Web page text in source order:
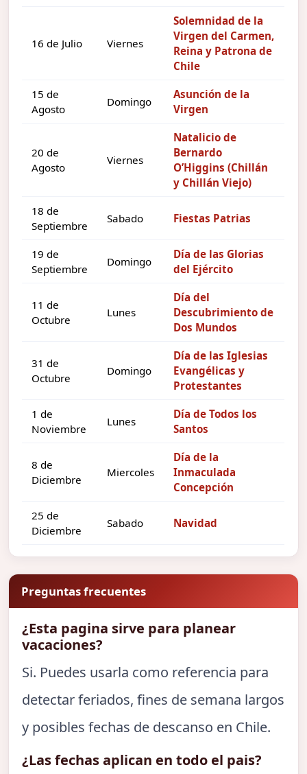
16 de Julio Viernes
Solemnidad de la
Virgen del Carmen,
Reina y Patrona de
Chile
15 de
Agosto
Domingo
Asunción de la
Virgen
20 de
Agosto
Viernes
Natalicio de
Bernardo
O’Higgins (Chillán
y Chillán Viejo)
18 de
Septiembre
Sabado Fiestas Patrias
19 de
Septiembre
Domingo
Día de las Glorias
del Ejército
11 de
Octubre
Lunes
Día del
Descubrimiento de
Dos Mundos
31 de
Octubre
Domingo
Día de las Iglesias
Evangélicas y
Protestantes
1 de
Noviembre
Lunes
Día de Todos los
Santos
8 de
Diciembre
Miercoles
Día de la
Inmaculada
Concepción
25 de
Diciembre
Sabado Navidad
Preguntas frecuentes
¿Esta pagina sirve para planear
vacaciones?
Si. Puedes usarla como referencia para
detectar feriados, fines de semana largos
y posibles fechas de descanso en Chile.
¿Las fechas aplican en todo el pais?